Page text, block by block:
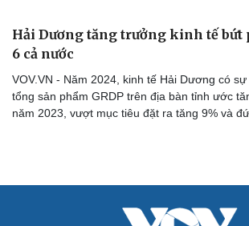
Hải Dương tăng trưởng kinh tế bứt
6 cả nước
VOV.VN - Năm 2024, kinh tế Hải Dương có
tổng sản phẩm GRDP trên địa bàn tỉnh ước
năm 2023, vượt mục tiêu đặt ra tăng 9% và